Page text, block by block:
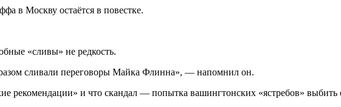
в Москву остаётся в повестке.
«сливы» не редкость.
сливали переговоры Майка Флинна», — напомнил он.
рекомендации» и что скандал — попытка вашингтонских «ястребов» выбить